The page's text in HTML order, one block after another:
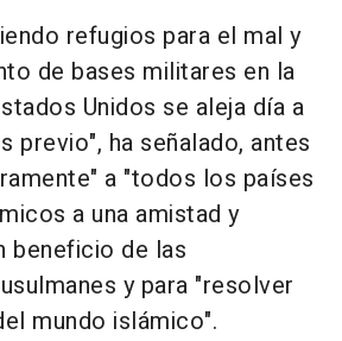
refugios para el mal y
de bases militares en la
Unidos se aleja día a
previo", ha señalado, antes
a "todos los países
a una amistad y
beneficio de las
y para "resolver
mundo islámico".